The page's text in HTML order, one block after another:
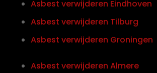
Asbest verwijderen Eindhoven
Asbest verwijderen Tilburg
Asbest verwijderen Groningen
Asbest verwijderen Almere